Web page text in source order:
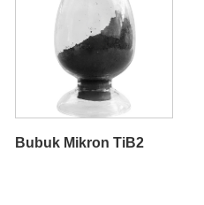
Bubuk Mikron TiB2